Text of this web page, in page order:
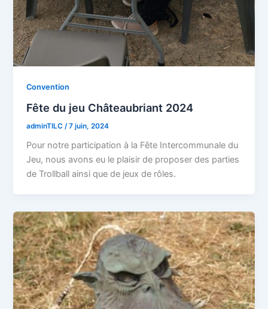
Convention
Fête du jeu Châteaubriant 2024
adminTILC /7 juin, 2024
Pour notre participation à la Fête Intercommunale du
Jeu, nous avons eu le plaisir de proposer des parties
de Trollball ainsi que de jeux de rôles.